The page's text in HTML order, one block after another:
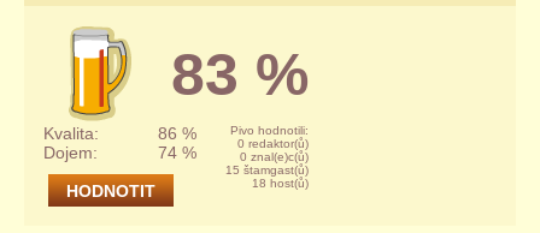
83 %
Kvalita: 86 %
Pivo hodnotili:
0 redaktor(ů)
0 znal(e)c(ů)
15 štamgast(ů)
18 host(ů)
Dojem: 74 %